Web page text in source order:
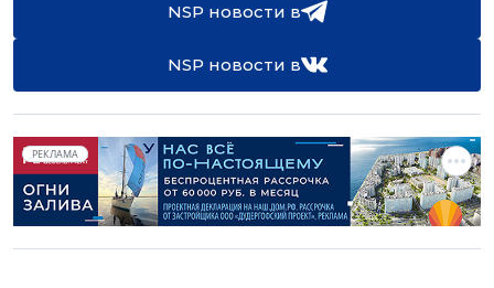
NSP новости в
NSP новости в
РЕКЛАМА